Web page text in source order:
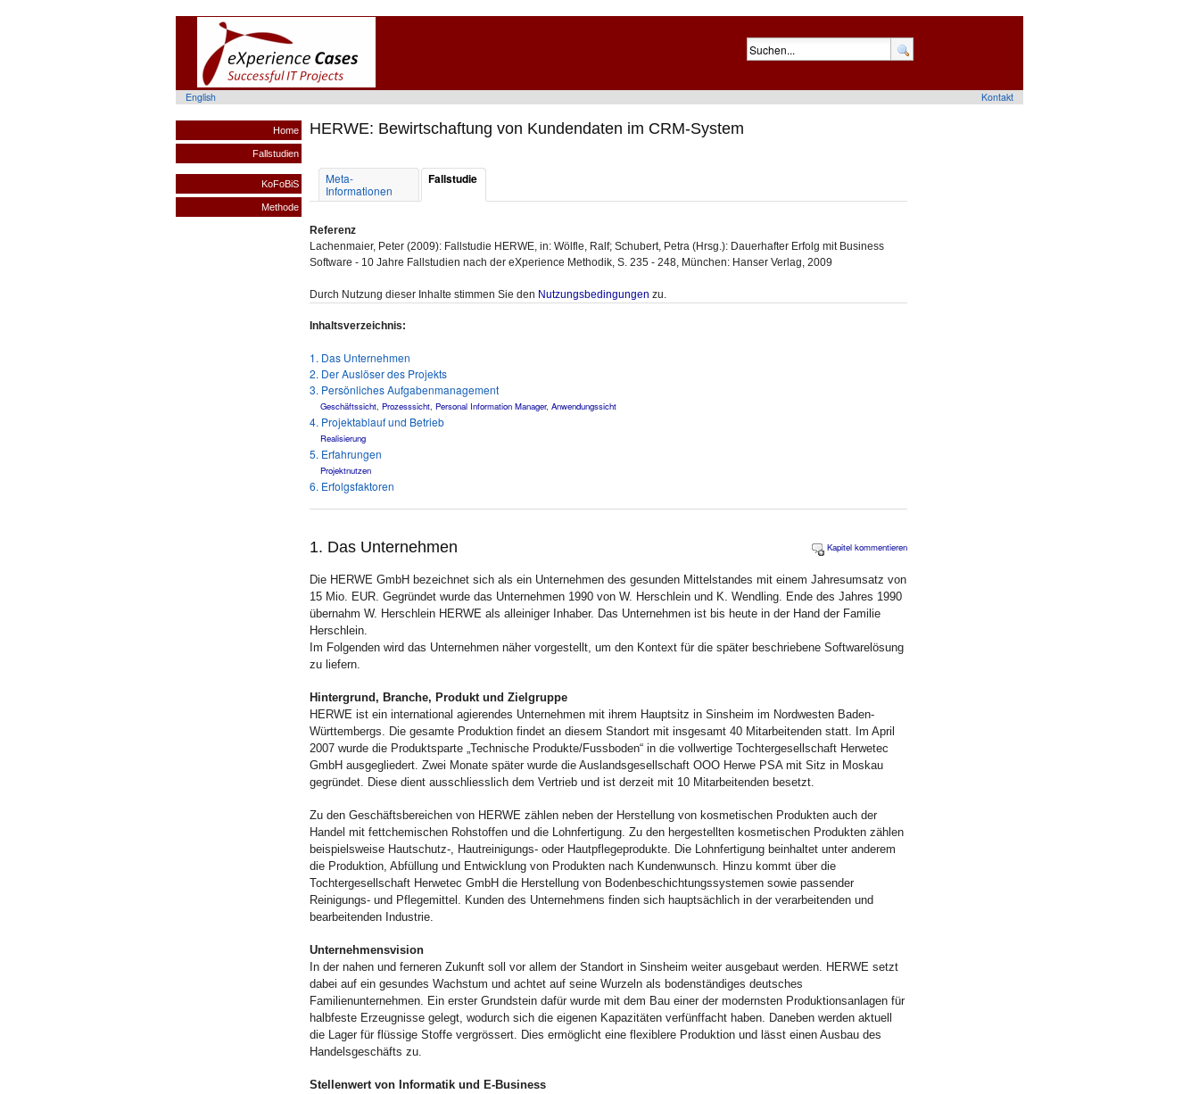
English Kontakt
Home
Fallstudien
KoFoBiS
Methode
HERWE: Bewirtschaftung von Kundendaten im CRM-System
Meta-
Informationen
Fallstudie
Referenz
Lachenmaier, Peter (2009): Fallstudie HERWE, in: Wölfle, Ralf; Schubert, Petra (Hrsg.): Dauerhafter Erfolg mit Business
Software - 10 Jahre Fallstudien nach der eXperience Methodik, S. 235 - 248, München: Hanser Verlag, 2009
Durch Nutzung dieser Inhalte stimmen Sie den Nutzungsbedingungen zu.
Inhaltsverzeichnis:
1. Das Unternehmen
2. Der Auslöser des Projekts
3. Persönliches Aufgabenmanagement
Geschäftssicht Prozesssicht Personal Information Manager, Anwendungssicht
4. Projektablauf und Betrieb
Realisierung
5. Erfahrungen
Projektnutzen
6. Erfolgsfaktoren
1. Das Unternehmen Kapitel kommentieren
Die HERWE GmbH bezeichnet sich als ein Unternehmen des gesunden Mittelstandes mit einem Jahresumsatz von
15 Mio. EUR. Gegründet wurde das Unternehmen 1990 von W. Herschlein und K. Wendling. Ende des Jahres 1990
übernahm W. Herschlein HERWE als alleiniger Inhaber. Das Unternehmen ist bis heute in der Hand der Familie
Herschlein.
Im Folgenden wird das Unternehmen näher vorgestellt, um den Kontext für die später beschriebene Softwarelösung
zu liefern.
Hintergrund, Branche, Produkt und Zielgruppe
HERWE ist ein international agierendes Unternehmen mit ihrem Hauptsitz in Sinsheim im Nordwesten Baden-
Württembergs. Die gesamte Produktion findet an diesem Standort mit insgesamt 40 Mitarbeitenden statt. Im April
2007 wurde die Produktsparte „Technische Produkte/Fussboden“ in die vollwertige Tochtergesellschaft Herwetec
GmbH ausgegliedert. Zwei Monate später wurde die Auslandsgesellschaft OOO Herwe PSA mit Sitz in Moskau
gegründet. Diese dient ausschliesslich dem Vertrieb und ist derzeit mit 10 Mitarbeitenden besetzt.
Zu den Geschäftsbereichen von HERWE zählen neben der Herstellung von kosmetischen Produkten auch der
Handel mit fettchemischen Rohstoffen und die Lohnfertigung. Zu den hergestellten kosmetischen Produkten zählen
beispielsweise Hautschutz-, Hautreinigungs- oder Hautpflegeprodukte. Die Lohnfertigung beinhaltet unter anderem
die Produktion, Abfüllung und Entwicklung von Produkten nach Kundenwunsch. Hinzu kommt über die
Tochtergesellschaft Herwetec GmbH die Herstellung von Bodenbeschichtungssystemen sowie passender
Reinigungs- und Pflegemittel. Kunden des Unternehmens finden sich hauptsächlich in der verarbeitenden und
bearbeitenden Industrie.
Unternehmensvision
In der nahen und ferneren Zukunft soll vor allem der Standort in Sinsheim weiter ausgebaut werden. HERWE setzt
dabei auf ein gesundes Wachstum und achtet auf seine Wurzeln als bodenständiges deutsches
Familienunternehmen. Ein erster Grundstein dafür wurde mit dem Bau einer der modernsten Produktionsanlagen für
halbfeste Erzeugnisse gelegt, wodurch sich die eigenen Kapazitäten verfünffacht haben. Daneben werden aktuell
die Lager für flüssige Stoffe vergrössert. Dies ermöglicht eine flexiblere Produktion und lässt einen Ausbau des
Handelsgeschäfts zu.
Stellenwert von Informatik und E-Business